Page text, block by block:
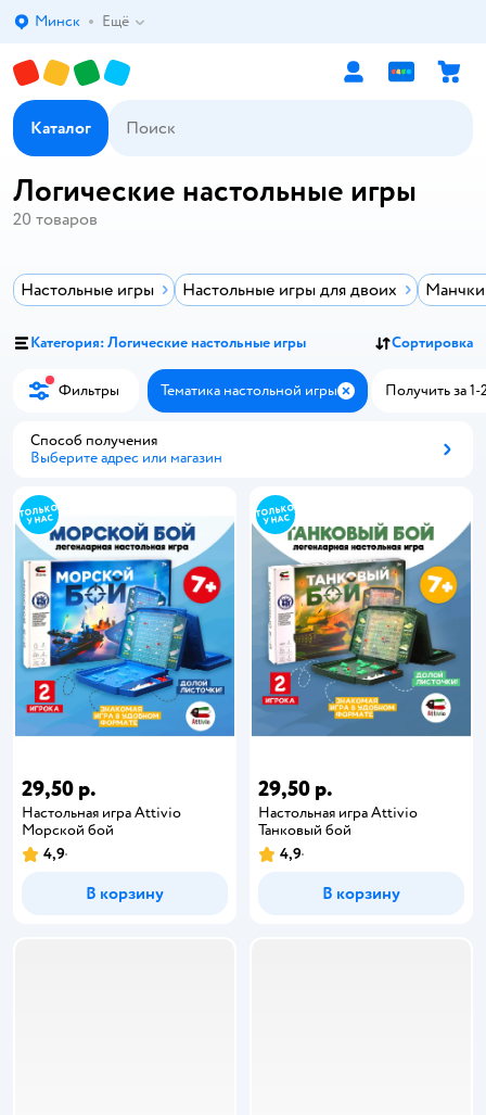
Выбор адреса доставки.
Минск Ещё
Каталог
Логические настольные игры
20 товаров
Настольные игры Настольные игры для двоих
Категория: Логические настольные игры Сортировка
Фильтры Тематика настольной игры ЗакрытьПолучить за 1-
Способ получения
Выберите адрес или магазин
29,50 р.
Настольная игра Attivio
Морской бой
4,9
В корзину
29,50 р.
Настольная игра Attivio
Танковый бой
4,9
В корзину